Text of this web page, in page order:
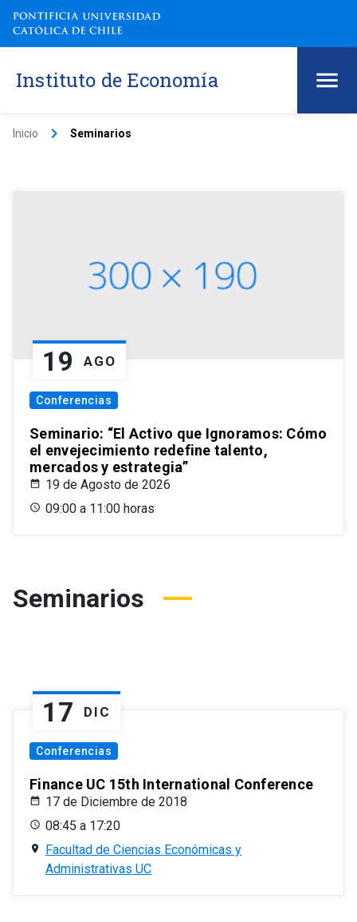
Instituto de Economía
Inicio keyboard_arrow_right Seminarios
19 AGO
Conferencias
Seminario: “El Activo que Ignoramos: Cómo
el envejecimiento redefine talento,
mercados y estrategia”
19 de Agosto de 2026
09:00 a 11:00 horas
Seminarios
17 DIC
Conferencias
Finance UC 15th International Conference
17 de Diciembre de 2018
08:45 a 17:20
Facultad de Ciencias Económicas y
Administrativas UC